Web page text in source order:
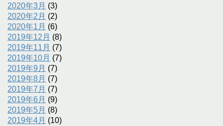
2020年3月 (3)
2020年2月 (2)
2020年1月 (6)
2019年12月 (8)
2019年11月 (7)
2019年10月 (7)
2019年9月 (7)
2019年8月 (7)
2019年7月 (7)
2019年6月 (9)
2019年5月 (8)
2019年4月 (10)